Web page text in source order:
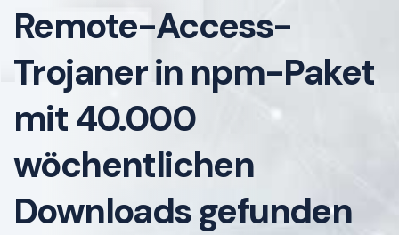
Remote-Access-
Trojaner in npm-Paket
mit 40.000
wöchentlichen
Downloads gefunden